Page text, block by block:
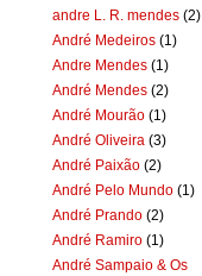
andre L. R. mendes (2)
André Medeiros (1)
Andre Mendes (1)
André Mendes (2)
André Mourão (1)
André Oliveira (3)
André Paixão (2)
André Pelo Mundo (1)
André Prando (2)
André Ramiro (1)
André Sampaio & Os